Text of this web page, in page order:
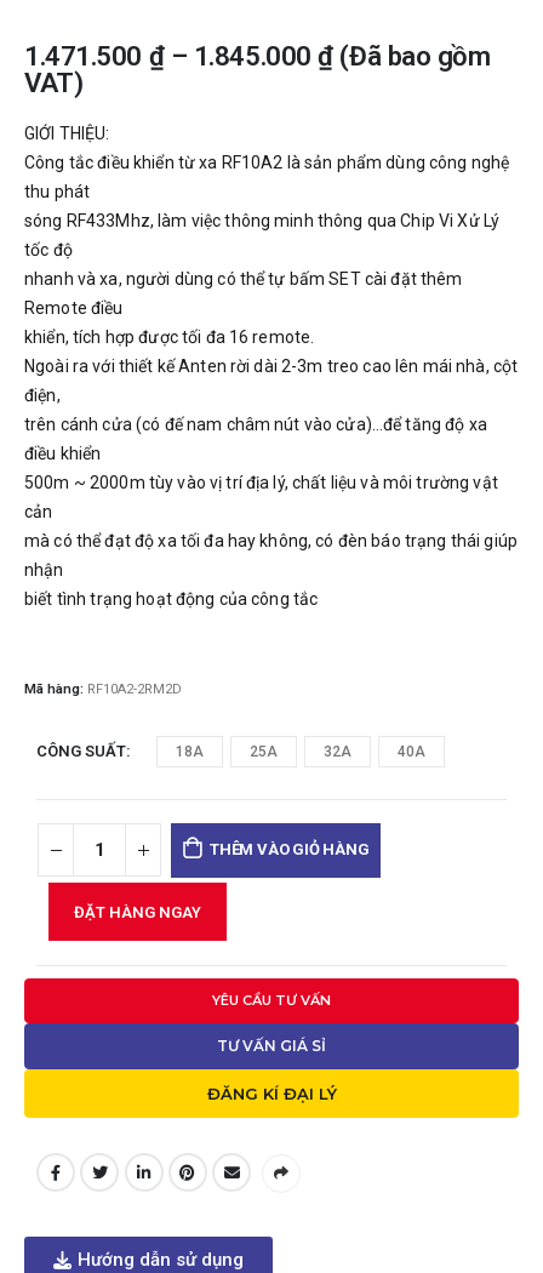
1.471.500 ₫– 1.845.000₫(Đã bao gồm
VAT)
GIỚI THIỆU:
Công tắc điều khiển từ xa RF10A2 là sản phẩm dùng công nghệ
thu phát
sóng RF433Mhz, làm việc thông minh thông qua Chip Vi Xử Lý
tốc độ
nhanh và xa, người dùng có thể tự bấm SET cài đặt thêm
Remote điều
khiển, tích hợp được tối đa 16 remote.
Ngoài ra với thiết kế Anten rời dài 2-3m treo cao lên mái nhà, cột
điện,
trên cánh cửa (có đế nam châm nút vào cửa)…để tăng độ xa
điều khiển
500m ~ 2000m tùy vào vị trí địa lý, chất liệu và môi trường vật
cản
mà có thể đạt độ xa tối đa hay không,có đèn báo trạng thái giúp
nhận
biết tình trạng hoạt động của công tắc
Mã hàng: RF10A2-2RM2D
CÔNG SUẤT 18A 25A 32A 40A
THÊM VÀO GIỎ HÀNG
ĐẶT HÀNG NGAY
YÊU CẦU TƯ VẤN
TƯ VẤN GIÁ SỈ
ĐĂNG KÍ ĐẠI LÝ
Hướng dẫn sử dụng